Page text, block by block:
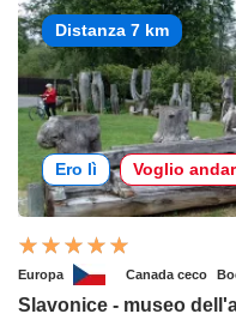
Distanza 7 km
Ero lì Voglio
Europa Canada ceco
Slavonice - museo